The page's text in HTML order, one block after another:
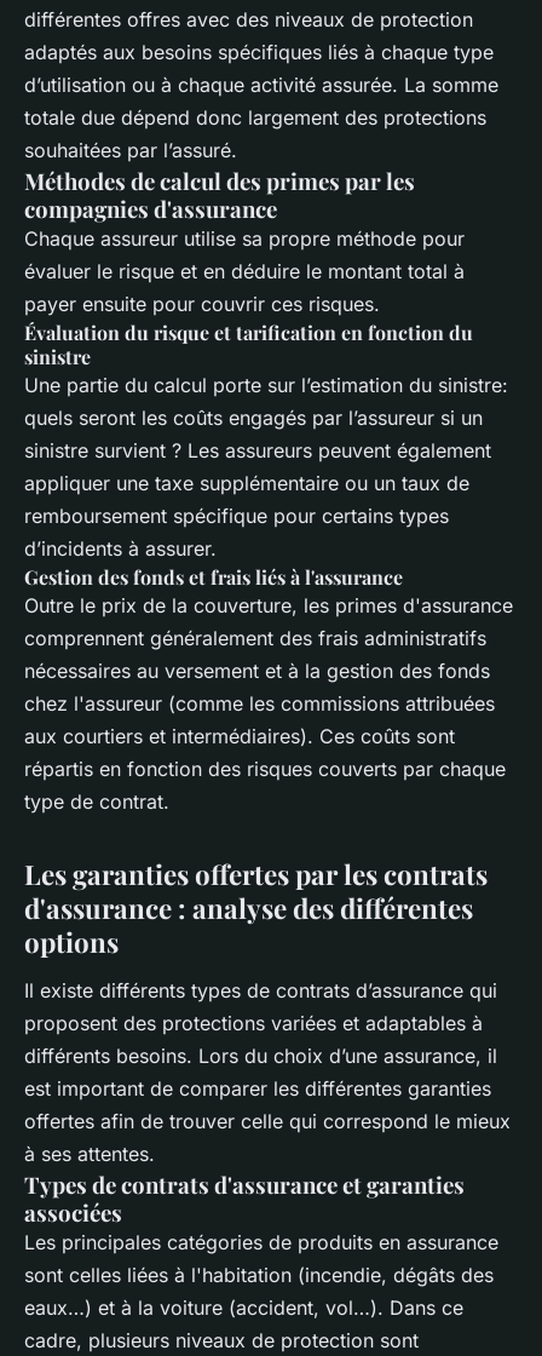
différentes offres avec des niveaux de protection
adaptés aux besoins spécifiques liés à chaque type
d’utilisation ou à chaque activité assurée. La somme
totale due dépend donc largement des protections
souhaitées par l’assuré.
Méthodes de calcul des primes par les
compagnies d'assurance
Chaque assureur utilise sa propre méthode pour
évaluer le risque et en déduire le montant total à
payer ensuite pour couvrir ces risques.
Évaluation du risque et tarification en fonction du
sinistre
Une partie du calcul porte sur l’estimation du sinistre:
quels seront les coûts engagés par l’assureur si un
sinistre survient ? Les assureurs peuvent également
appliquer une taxe supplémentaire ou un taux de
remboursement spécifique pour certains types
d’incidents à assurer.
Gestion des fonds et frais liés à l'assurance
Outre le prix de la couverture, les primes d'assurance
comprennent généralement des frais administratifs
nécessaires au versement et à la gestion des fonds
chez l'assureur (comme les commissions attribuées
aux courtiers et intermédiaires). Ces coûts sont
répartis en fonction des risques couverts par chaque
type de contrat.
Les garanties offertes par les contrats
d'assurance : analyse des différentes
options
Il existe différents types de contrats d’assurance qui
proposent des protections variées et adaptables à
différents besoins. Lors du choix d’une assurance, il
est important de comparer les différentes garanties
offertes afin de trouver celle qui correspond le mieux
à ses attentes.
Types de contrats d'assurance et garanties
associées
Les principales catégories de produits en assurance
sont celles liées à l'habitation (incendie, dégâts des
eaux…) et à la voiture (accident, vol…). Dans ce
cadre, plusieurs niveaux de protection sont